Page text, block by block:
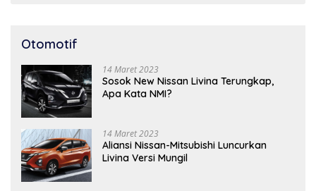
Otomotif
14 Maret 2023
Sosok New Nissan Livina Terungkap,
Apa Kata NMI?
14 Maret 2023
Aliansi Nissan-Mitsubishi Luncurkan
Livina Versi Mungil